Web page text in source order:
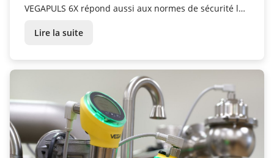
VEGAPULS 6X répond aussi aux normes de sécurité les
Lire la suite